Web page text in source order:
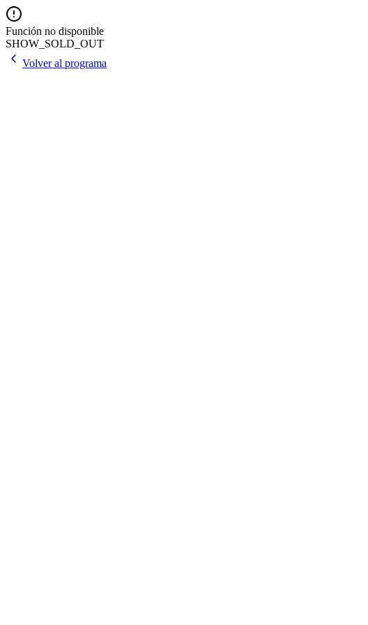
Función no disponible
SHOW_SOLD_OUT
Volver al programa